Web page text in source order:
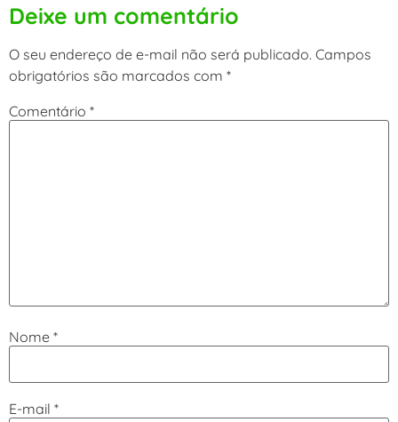
Deixe um comentário
O seu endereço de e-mail não será publicado. Campos
obrigatórios são marcados com *
Comentário *
Nome *
E-mail *